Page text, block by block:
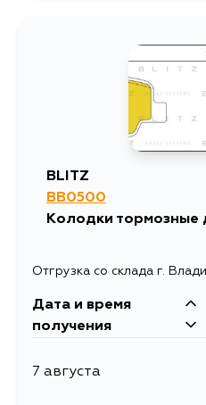
BLITZ
BB0500
Колодки тормозные
Отгрузка со склада г.
Дата и время
получения
7 августа